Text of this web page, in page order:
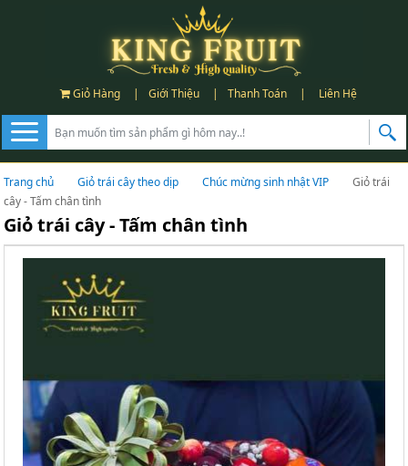
Giỏ Hàng | Giới Thiệu | Thanh Toán | Liên Hệ
Trang chủ Giỏ trái cây theo dịp Chúc mừng sinh nhật VIP
Giỏ trái
cây - Tấm chân tình
Giỏ trái cây - Tấm chân tình